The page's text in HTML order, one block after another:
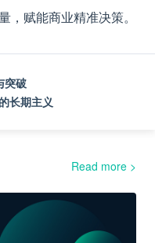
，赋能商业精准决策。
突破
长期主义
Read more >